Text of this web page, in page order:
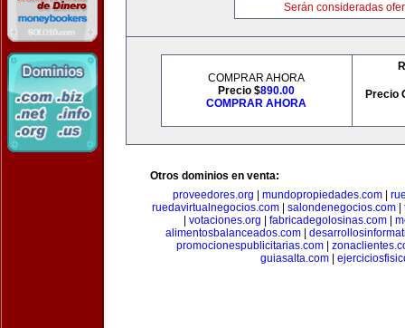
Serán consideradas
COMPRAR AHORA
Precio $890.00
COMPRAR AHORA
Precio
Otros dominios en venta:
proveedores.org
mundopropiedades.com|
ruedavirtualnegocios.com| salondenegocios.com|
votaciones.org fabricadegolosinas.com
alimentosbalanceados.com
promocionespublicitarias.com|
guiasalta.com|